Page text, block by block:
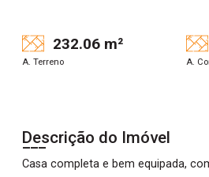
232.06 m²
A. Terreno A.
Descrição do Imóvel
Casa completa e bem equipada,